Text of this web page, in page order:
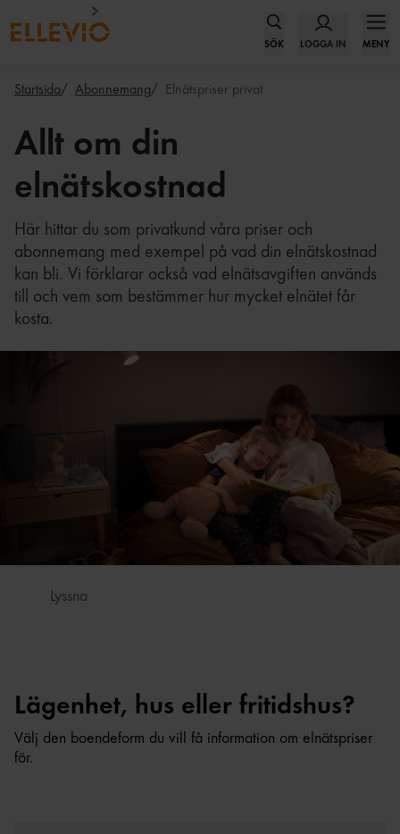
SÖK LOGGA IN MENY
Startsida Abonnemang Elnätspriser privat
Allt om din
elnätskostnad
Här hittar du som privatkund våra priser och
abonnemang med exempel på vad din elnätskostnad
kan bli. Vi förklarar också vad elnätsavgiften används
till och vem som bestämmer hur mycket elnätet får
kosta.
Lyssna
Lägenhet, hus eller fritidshus?
Välj den boendeform du vill få information om elnätspriser
för.